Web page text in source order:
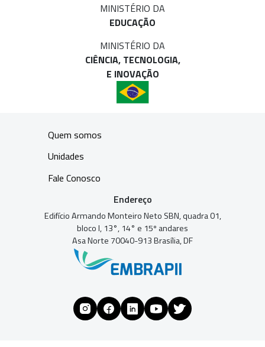
MINISTÉRIO DA
EDUCAÇÃO
MINISTÉRIO DA
CIÊNCIA, TECNOLOGIA,
E INOVAÇÃO
Quem somos
Unidades
Fale Conosco
Endereço
Edifício Armando Monteiro Neto SBN, quadra 01,
bloco I, 13°, 14° e 15º andares
Asa Norte 70040-913 Brasília, DF